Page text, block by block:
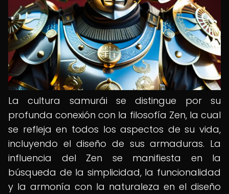
La cultura samurái se distingue por su
profunda conexión con la filosofía Zen, la cual
se refleja en todos los aspectos de su vida,
incluyendo el diseño de sus armaduras. La
influencia del Zen se manifiesta en la
búsqueda de la simplicidad, la funcionalidad
y la armonía con la naturaleza en el diseño